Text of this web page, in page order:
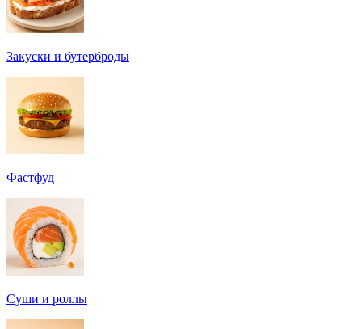
Закуски и бутерброды
Фастфуд
Суши и роллы